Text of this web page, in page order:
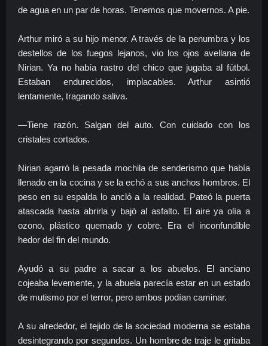
de agua en un par de horas. Tenemos que movernos. A pie.
Arthur miró a su hijo menor. A través de la penumbra y los
destellos de los fuegos lejanos, vio los ojos avellana de
Nirian. Ya no había rastro del chico que jugaba al fútbol.
Estaban endurecidos, implacables. Arthur asintió
lentamente, tragando saliva.
—Tiene razón. Salgan del auto. Con cuidado con los
cristales cortados.
Nirian agarró la pesada mochila de senderismo que había
llenado en la cocina y se la echó a sus anchos hombros. El
peso en su espalda lo ancló a la realidad. Pateó la puerta
atascada hasta abrirla y bajó al asfalto. El aire ya olía a
ozono, plástico quemado y cobre. Era el inconfundible
hedor del fin del mundo.
Ayudó a su padre a sacar a los abuelos. El anciano
cojeaba levemente, y la abuela parecía estar en un estado
de mutismo por el terror, pero ambos podían caminar.
A su alrededor, el tejido de la sociedad moderna se estaba
desintegrando por segundos. Un hombre de traje le gritaba